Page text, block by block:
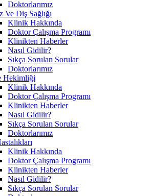
Doktorlarımız
Ve Diş Sağlığı
Klinik Hakkında
Doktor Çalışma Programı
Klinikten Haberler
Nasıl Gidilir?
Sıkça Sorulan Sorular
Doktorlarımız
Hekimliği
Klinik Hakkında
Doktor Çalışma Programı
Klinikten Haberler
Nasıl Gidilir?
Sıkça Sorulan Sorular
Doktorlarımız
Klinik Hakkında
Doktor Çalışma Programı
Klinikten Haberler
Nasıl Gidilir?
Sıkça Sorulan Sorular